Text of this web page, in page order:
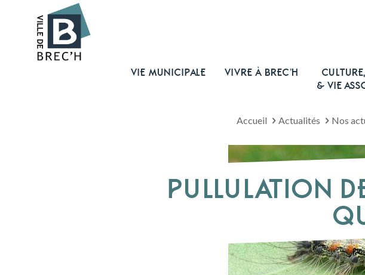
VIE MUNICIPALE VIVRE À BREC’H
& VIE
Accueil Actualités Nos
PULLULATION